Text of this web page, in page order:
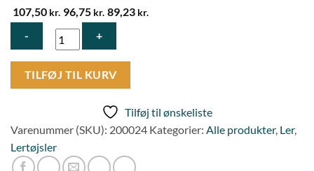
107,50 kr. 96,75 kr. 89,23 kr.
HvidTILFØJ TIL KURV
Tilføj til ønskeliste
Varenummer (SKU): 200024 Kategorier: Alle produkter, Ler,
Lertøjsler